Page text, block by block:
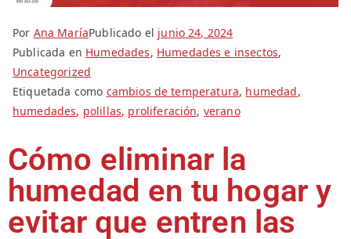
Por Ana MaríaPublicado el junio 24, 2024
Publicada en Humedades, Humedades e insectos,
Uncategorized
Etiquetada como cambios de temperatura, humedad,
humedades, polillas, proliferación, verano
Cómo eliminar la
humedad en tu hogar y
evitar que entren las